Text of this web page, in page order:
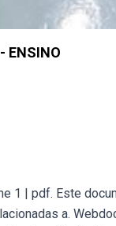
ENSINO
1 | pdf. Este
a.